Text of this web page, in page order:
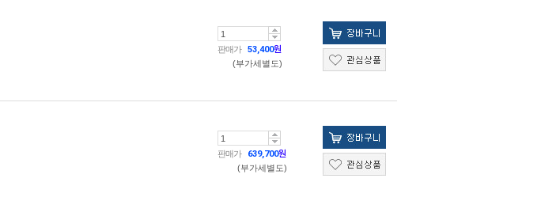
판매가 53,400원
(부가세별도)
판매가 639,700원
(부가세별도)